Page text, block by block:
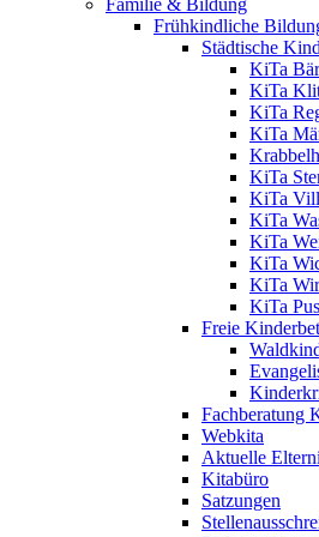
Familie & Bildung
Frühkindliche
Städtische
KiTa
KiTa
KiTa
KiTa
KiTa
KiTa
KiTa
KiTa
KiTa
KiTa
KiTa
Freie
Fachberatung
Webkita
Aktuelle
Kitabüro
Satzungen